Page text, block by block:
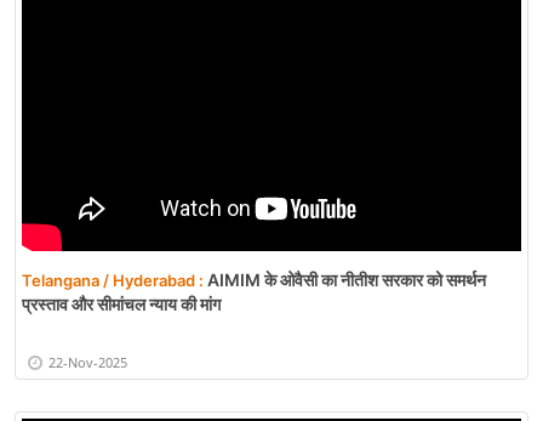
Telangana / Hyderabad : AIMIM के ओवैसी का नीतीश सरकार को समर्थन
प्रस्ताव और सीमांचल न्याय की मांग
22-Nov-2025